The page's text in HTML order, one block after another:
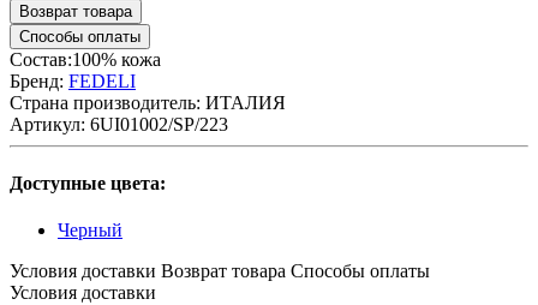
Возврат товара
Способы оплаты
Состав:100% кожа
Бренд: FEDELI
Страна производитель: ИТАЛИЯ
Артикул: 6UI01002/SP/223
Доступные цвета:
Черный
Условия доставки Возврат товара Cпособы оплаты
Условия доставки